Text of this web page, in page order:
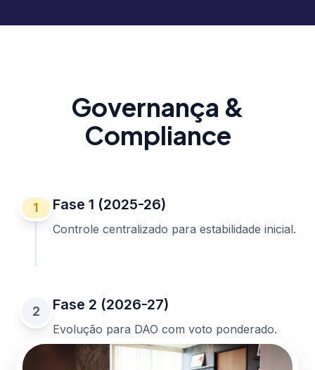
Governança &
Compliance
1 Fase 1 (2025-26)
Controle centralizado para estabilidade inicial.
2 Fase 2 (2026-27)
Evolução para DAO com voto ponderado.